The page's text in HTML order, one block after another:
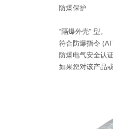
防爆保护
“隔爆外壳" 型。
符合防爆指令
防爆电气安全认
如果您对该产品